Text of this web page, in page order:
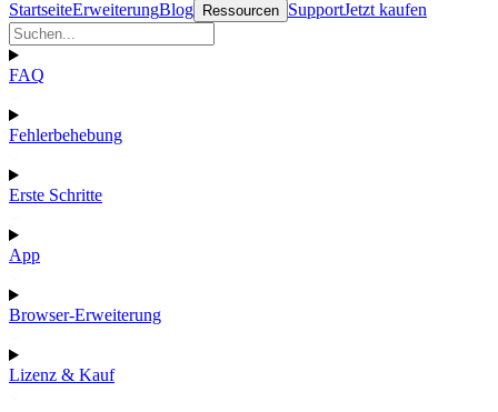
StartseiteErweiterungBlog Ressourcen SupportJetzt kaufen
FAQ
Fehlerbehebung
Erste Schritte
App
Browser-Erweiterung
Lizenz & Kauf